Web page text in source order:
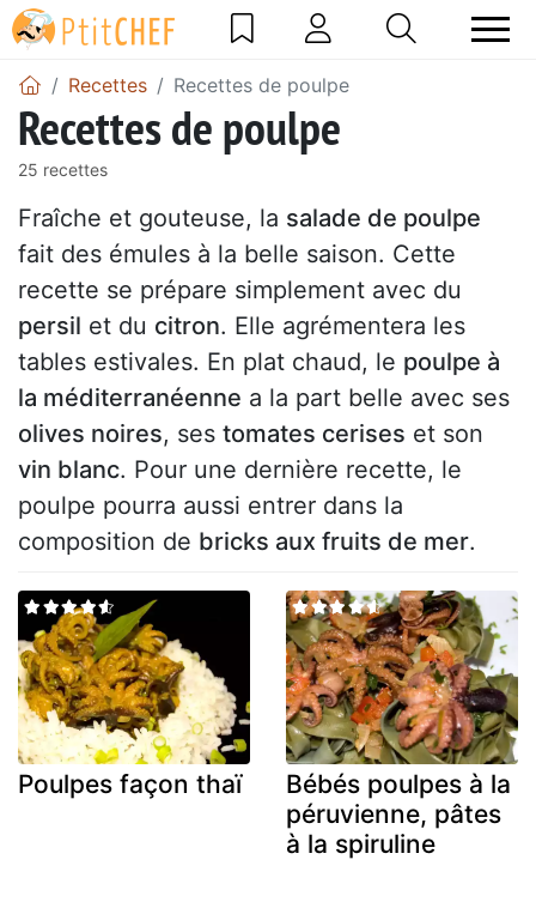
Recettes Recettes de poulpe
Recettes de poulpe
25 recettes
Fraîche et gouteuse, la salade de poulpe
fait des émules à la belle saison. Cette
recette se prépare simplement avec du
persil et du citron. Elle agrémentera les
tables estivales. En plat chaud, le poulpe à
la méditerranéenne a la part belle avec ses
olives noires, ses tomates cerises et son
vin blanc. Pour une dernière recette, le
poulpe pourra aussi entrer dans la
composition de bricks aux fruits de mer.
Poulpes façon thaï
Bébés poulpes à la
péruvienne, pâtes
à la spiruline